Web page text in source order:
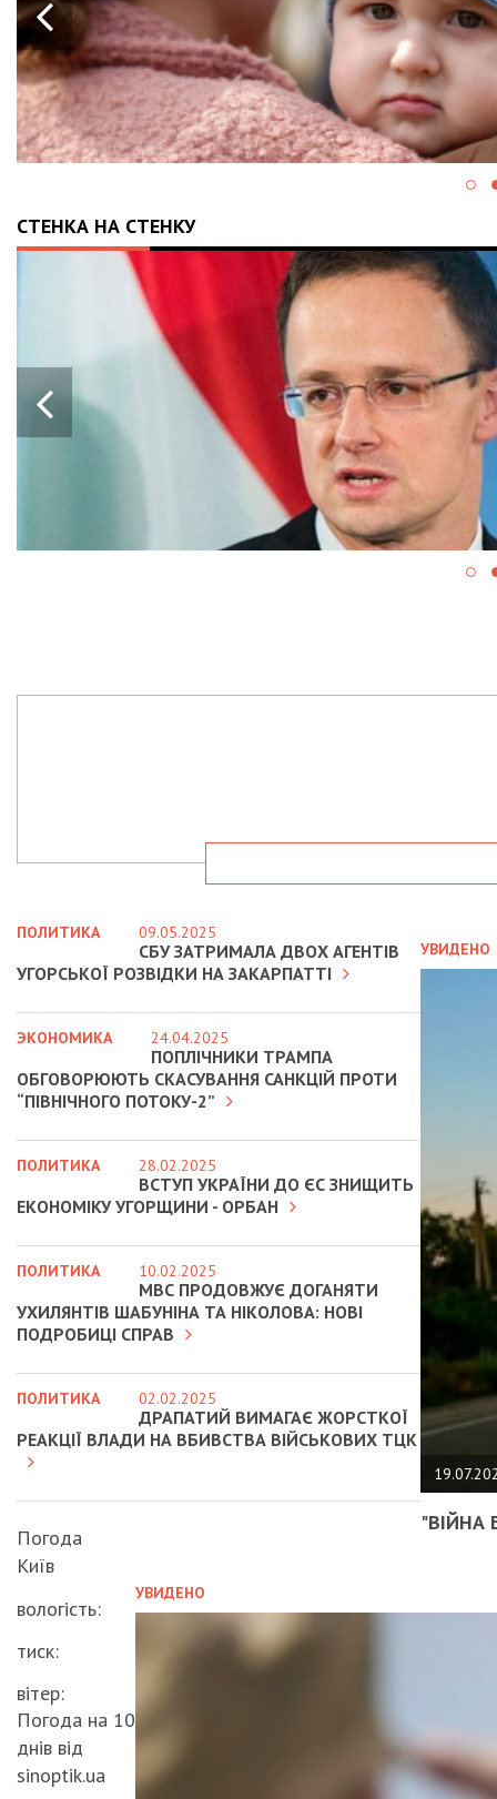
СТЕНКА НА СТЕНКУ
УВИДЕНО
"ВІЙНА
УВИДЕНО
ПОЛИТИКА 09.05.2025
СБУ ЗАТРИМАЛА ДВОХ АГЕНТІВ
УГОРСЬКОЇ РОЗВІДКИ НА ЗАКАРПАТТІ
ЭКОНОМИКА 24.04.2025
ПОПЛІЧНИКИ ТРАМПА
ОБГОВОРЮЮТЬ СКАСУВАННЯ САНКЦІЙ ПРОТИ
“ПІВНІЧНОГО ПОТОКУ-2”
ПОЛИТИКА 28.02.2025
ВСТУП УКРАЇНИ ДО ЄС ЗНИЩИТЬ
ЕКОНОМІКУ УГОРЩИНИ - ОРБАН
ПОЛИТИКА 10.02.2025
МВС ПРОДОВЖУЄ ДОГАНЯТИ
УХИЛЯНТІВ ШАБУНІНА ТА НІКОЛОВА: НОВІ
ПОДРОБИЦІ СПРАВ
ПОЛИТИКА 02.02.2025
ДРАПАТИЙ ВИМАГАЄ ЖОРСТКОЇ
РЕАКЦІЇ ВЛАДИ НА ВБИВСТВА ВІЙСЬКОВИХ ТЦК
Погода
Київ
вологість:
тиск:
вітер:
Погода на 10
днів від
sinoptik.ua